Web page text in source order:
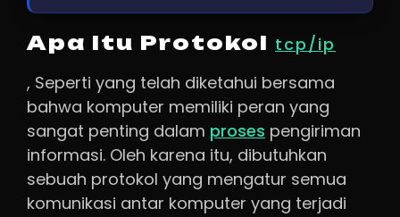
Apa Itu Protokol tcp/ip
, Seperti yang telah diketahui bersama
bahwa komputer memiliki peran yang
sangat penting dalam proses pengiriman
informasi. Oleh karena itu, dibutuhkan
sebuah protokol yang mengatur semua
komunikasi antar komputer yang terjadi